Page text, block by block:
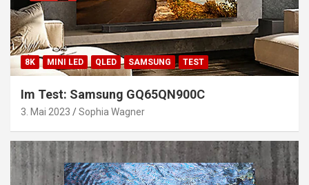
8K MINI LED QLED SAMSUNG TEST
Im Test: Samsung GQ65QN900C
3. Mai 2023 Sophia Wagner